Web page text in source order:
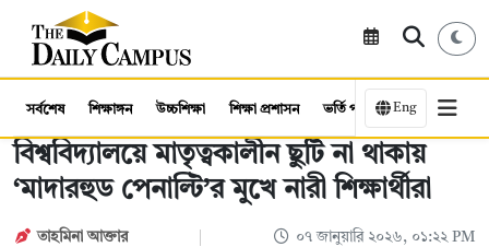
সর্বশেষ শিক্ষাঙ্গন উচ্চশিক্ষা শিক্ষা প্রশাসন ভর্তি পরীক্ষা কর্মসংস্থান
Eng
বিশ্ববিদ্যালয়ে মাতৃত্বকালীন ছুটি না থাকায়
‘মাদারহুড পেনাল্টি’র মুখে নারী শিক্ষার্থীরা
তাহমিনা আক্তার ০৭ জানুয়ারি ২০২৬, ০১:২২ PM